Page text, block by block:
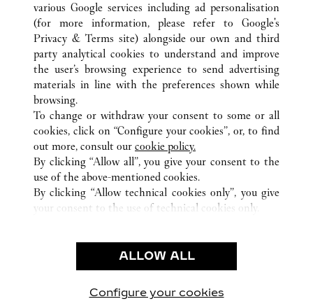
TODAS LAS UBICACIONES DE CARTIER
COREA DEL SUR
서울
서울특별시 중구 퇴계로 77
ATENCIÓN AL CLIENTE
NUESTRA EMPRESA
CARRERAS
ENCUENTRA UNA JOYERÍA
POLÍTICA DE PRIVACIDAD
CONDICIONES DE VENTA
various Google services including ad personalisation
(for more information, please refer to Google's
Privacy & Terms site) alongside our own and third
party analytical cookies to understand and improve
the user’s browsing experience to send advertising
materials in line with the preferences shown while
browsing.
To change or withdraw your consent to some or all
cookies, click on “Configure your cookies”, or, to find
out more, consult our cookie policy.
By clicking “Allow all”, you give your consent to the
use of the above-mentioned cookies.
By clicking “Allow technical cookies only”, you give
your consent to the use of technical cookies only.
ALLOW ALL
Configure your cookies